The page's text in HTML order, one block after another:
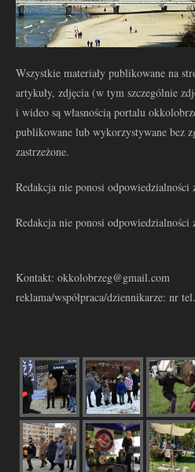
Wszystkie materiały publikowane na
artykuły, zdjęcia (w tym szczególnie
i wideo są własnością portalu
publikowane lub wykorzystywane bez
zastrzeżone.
Redakcja nie ponosi odpowiedzialności
Redakcja nie ponosi odpowiedzialności
Kontakt: okkolobrzeg@gmail.com
reklama/współpraca/dziennikarze: nr